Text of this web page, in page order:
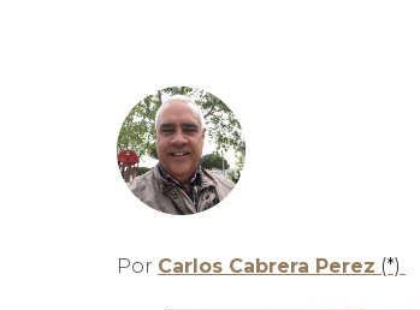
Por Carlos Cabrera Perez (*)